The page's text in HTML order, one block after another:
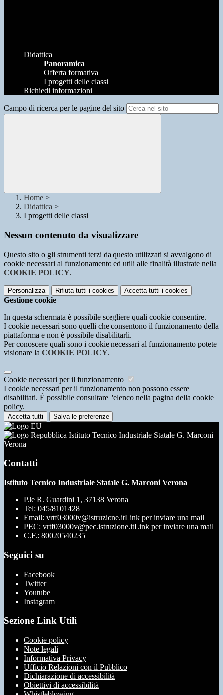
Didattica
Panoramica
Offerta formativa
I progetti delle classi
Richiedi informazioni
Campo di ricerca per le pagine del sito
Home >
Didattica >
I progetti delle classi
Nessun contenuto da visualizzare
Questo sito o gli strumenti terzi da questo utilizzati si avvalgono di
cookie necessari al funzionamento ed utili alle finalità illustrate nella
COOKIE POLICY.
Personalizza Rifiuta tutti i cookies Accetta tutti i cookies
Gestione cookie
In questa schermata è possibile scegliere quali cookie consentire.
I cookie necessari sono quelli che consentono il funzionamento della
piattaforma e non è possibile disabilitarli.
Per conoscere quali sono i cookie necessari al funzionamento potete
visionare la COOKIE POLICY.
Cookie necessari per il funzionamento
I cookie necessari per il funzionamento non possono essere
disabilitati. È possibile consultare l'elenco nella pagina della cookie
policy.
Accetta tutti Salva le preferenze
Istituto Tecnico Industriale Statale G. Marconi
Verona
Contatti
Istituto Tecnico Industriale Statale G. Marconi Verona
P.le R. Guardini 1, 37138 Verona
Tel: 045/8101428
Email: vrtf03000v@istruzione.itLink per inviare una mail
PEC: vrtf03000v@pec.istruzione.itLink per inviare una mail
C.F.: 80020540235
Seguici su
Facebook
Twitter
Youtube
Instagram
Sezione Link Utili
Cookie policy
Note legali
Informativa Privacy
Ufficio Relazioni con il Pubblico
Dichiarazione di accessibilità
Obiettivi di accessibilità